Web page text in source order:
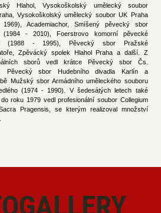
Hlahol, Vysokoškolský umělecký soubor
Vysokoškolský umělecký soubor UK Praha
Academiachor, Smíšený pěvecký sbor
(1984 - 2010), Foerstrovo komorní pěvecké
(1988 - 1995), Pěvecký sbor Pražské
Zpěvácký spolek Hlahol Praha a další. Z
sborů vedl krátce Pěvecký sbor Čs.
Pěvecký sbor Hudebního divadla Karlín a
Mužský sbor Armádního uměleckého souboru
(1974 - 1990). V šedesátých letech také
roku 1979 vedl profesionální soubor Collegium
Pragensis, se kterým realizoval množství